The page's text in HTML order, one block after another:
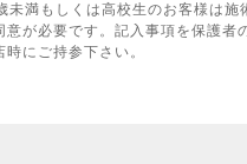
未満もしくは高校生のお客様は施
意が必要です。記入事項を保護者
時にご持参下さい。